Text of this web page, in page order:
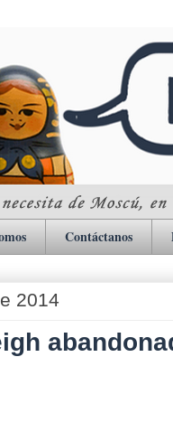
Contáctanos
2014